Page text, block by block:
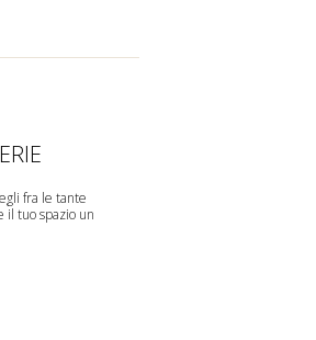
fra le tante
tuo spazio un